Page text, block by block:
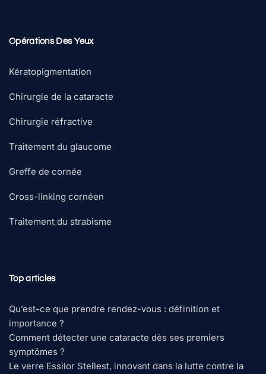
Opérations Des Yeux
Kératopigmentation
Chirurgie de la cataracte
Chirurgie réfractive
Traitement du glaucome
Greffe de cornée
Cross-linking cornéen
Traitement du strabisme
Top articles
Qu’est-ce que prendre rendez-vous : définition et
importance ?
Comment détecter une cataracte dès ses premiers
symptômes ?
Le verre Essilor Stellest, innovant dans la lutte contre la